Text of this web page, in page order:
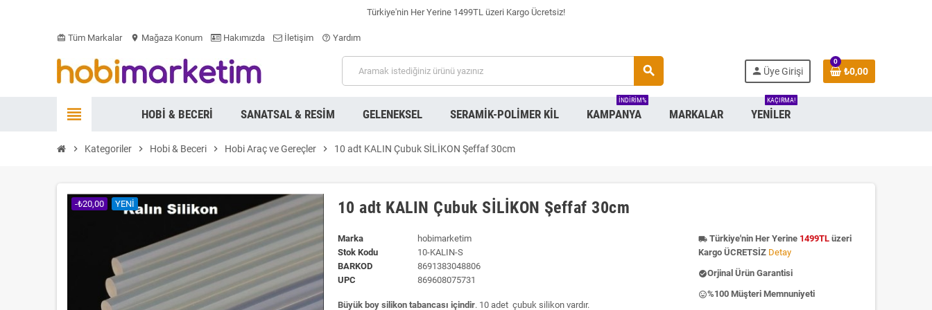
Türkiye'nin Her Yerine 1499TL üzeri Kargo Ücretsiz!
card_giftcard Tüm Markalar location_on Mağaza Konum Hakımızda İletişim help_outline Yardım
search person Üye Girişi
0
₺0,00
view_headline HOBI & BECERI SANATSAL & RESIM GELENEKSEL SERAMIK-POLIMER KIL KAMPANYA
INDIRIM%
MARKALAR YENILER
KAÇIRMA!
chevron_right Kategoriler chevron_right Hobi & Beceri chevron_right Hobi Araç ve Gereçler chevron_right 10 adt KALIN Çubuk SİLİKON Şeffaf 30cm
-₺20,00 YENI 10 adt KALIN Çubuk SİLİKON Şeffaf 30cm
Marka
hobimarketim
Stok Kodu
10-KALIN-S
BARKOD
8691383048806
UPC
869608075731
Büyük boy silikon tabancası içindir. 10 adet çubuk silikon vardır.
local_shipping Türkiye'nin Her Yerine 1499TLüzeri
Kargo ÜCRETSİZ Detay
check_circleOrjinal Ürün Garantisi
insert_emoticon%100 Müşteri Memnuniyeti